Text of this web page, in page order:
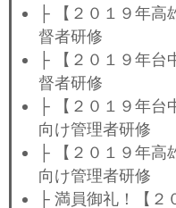
├ 【２０１９年高
督者研修
├ 【２０１９年台
督者研修
├ 【２０１９年台
向け管理者研修
├ 【２０１９年高
向け管理者研修
├ 満員御礼！【２